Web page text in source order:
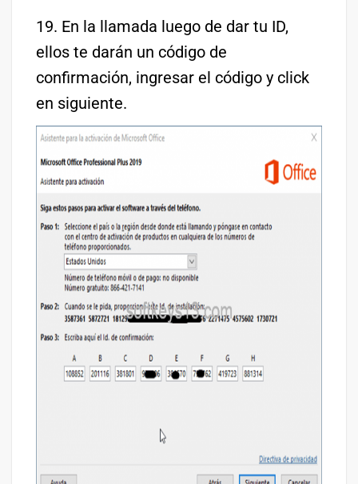
19. En la llamada luego de dar tu ID,
ellos te darán un código de
confirmación, ingresar el código y click
en siguiente.